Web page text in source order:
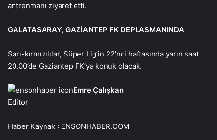
antrenmanı ziyaret etti.
GALATASARAY, GAZİANTEP FK DEPLASMANINDA
Sarı-kırmızılılar, Süper Lig’in 22’nci haftasında yarın saat
20.00’de Gaziantep FK’ya konuk olacak.
Emre Çalışkan
Editor
Haber Kaynak : ENSONHABER.COM